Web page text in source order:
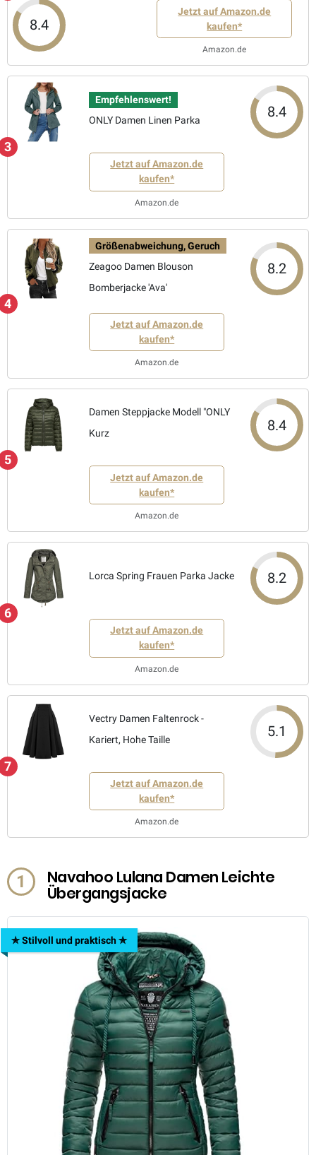
8.4
Jetzt auf Amazon.de
kaufen*
Amazon.de
3
Empfehlenswert!
ONLY Damen Linen Parka
8.4
Jetzt auf Amazon.de
kaufen*
Amazon.de
4
Größenabweichung, Geruch
Zeagoo Damen Blouson
Bomberjacke 'Ava'
8.2
Jetzt auf Amazon.de
kaufen*
Amazon.de
5
Damen Steppjacke Modell "ONLY
Kurz
8.4
Jetzt auf Amazon.de
kaufen*
Amazon.de
6
Lorca Spring Frauen Parka Jacke 8.2
Jetzt auf Amazon.de
kaufen*
Amazon.de
7
Vectry Damen Faltenrock -
Kariert, Hohe Taille
5.1
Jetzt auf Amazon.de
kaufen*
Amazon.de
1 Navahoo Lulana Damen Leichte
Übergangsjacke
✯ Stilvoll und praktisch ✯